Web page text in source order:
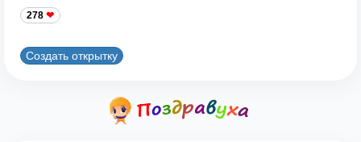
278
Создать открытку